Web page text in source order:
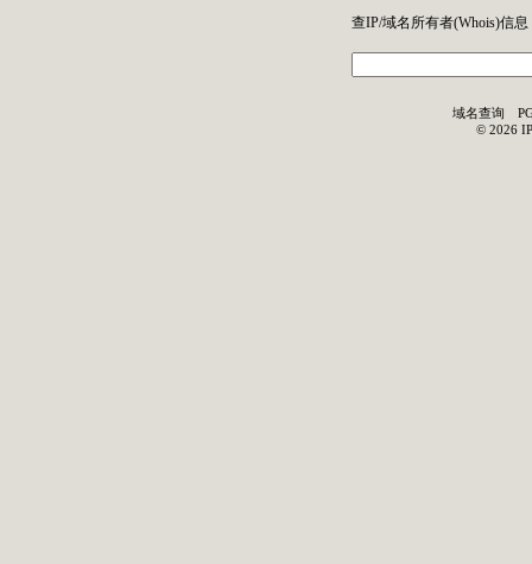
查IP/域名所有者(Whois)信息
域名查询
© 2026